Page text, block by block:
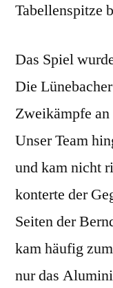
Tabellenspitze
Das Spiel
Die
Zweikämpfe
Unser Team
und kam nicht
konterte der
Seiten der
kam häufig
nur das